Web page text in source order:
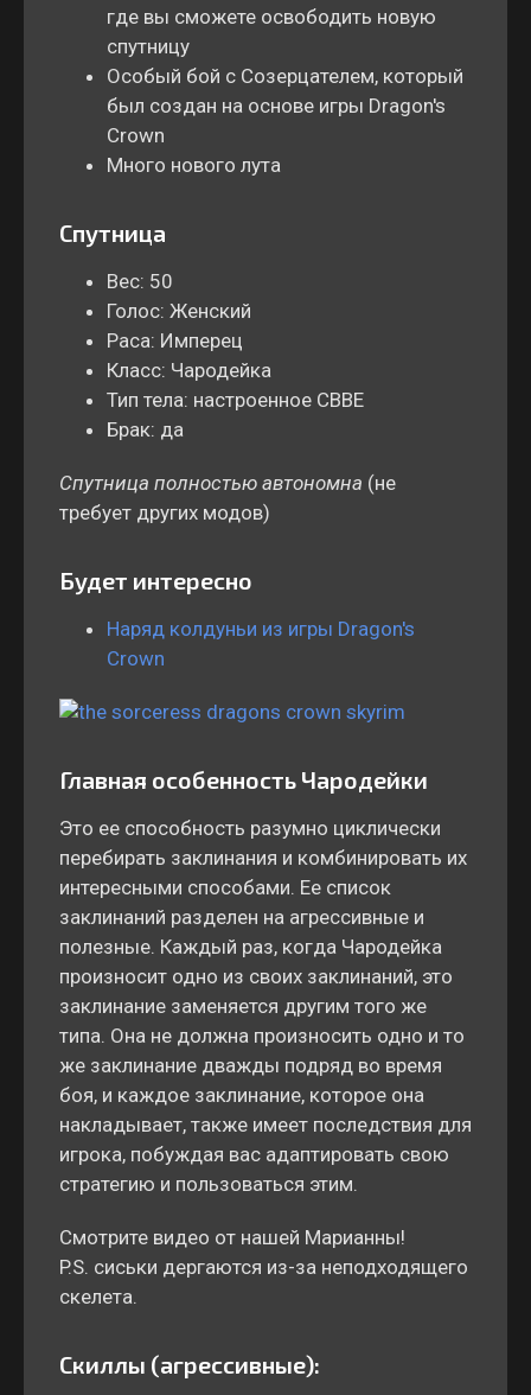
где вы сможете освободить новую
спутницу
Особый бой с Созерцателем, который
был создан на основе игры Dragon's
Crown
Много нового лута
Спутница
Вес: 50
Голос: Женский
Раса: Имперец
Класс: Чародейка
Тип тела: настроенное CBBE
Брак: да
Спутница полностью автономна (не
требует других модов)
Будет интересно
Наряд колдуньи из игры Dragon's
Crown
Главная особенность Чародейки
Это ее способность разумно циклически
перебирать заклинания и комбинировать их
интересными способами. Ее список
заклинаний разделен на агрессивные и
полезные. Каждый раз, когда Чародейка
произносит одно из своих заклинаний, это
заклинание заменяется другим того же
типа. Она не должна произносить одно и то
же заклинание дважды подряд во время
боя, и каждое заклинание, которое она
накладывает, также имеет последствия для
игрока, побуждая вас адаптировать свою
стратегию и пользоваться этим.
Смотрите видео от нашей Марианны!
P.S. сиськи дергаются из-за неподходящего
скелета.
Скиллы (агрессивные):